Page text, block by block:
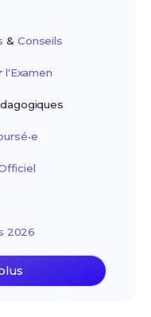
& Conseils
l'Examen
2026